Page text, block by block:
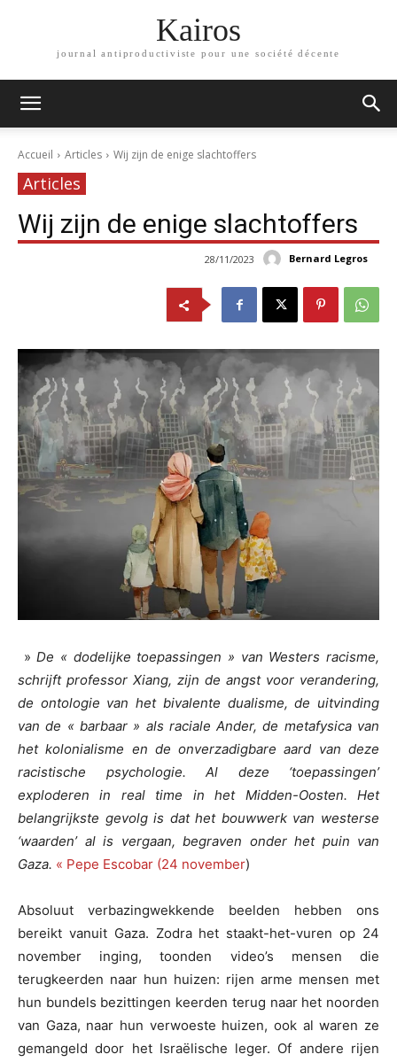
Kairos
journal antiproductiviste pour une société décente
Accueil Articles Wij zijn de enige slachtoffers
Articles
Wij zijn de enige slachtoffers
Bernard Legros
28/11/2023
»De « dodelijke toepassingen » van Westers racisme,
schrijft professor Xiang, zijn de angst voor verandering,
de ontologie van het bivalente dualisme, de uitvinding
van de « barbaar » als raciale Ander, de metafysica van
het kolonialisme en de onverzadigbare aard van deze
racistische psychologie. Al deze ‘toepassingen’
exploderen in real time in het Midden-Oosten. Het
belangrijkste gevolg is dat het bouwwerk van westerse
‘waarden’ al is vergaan, begraven onder het puin van
Gaza. « Pepe Escobar (24 november)
Absoluut verbazingwekkende beelden hebben ons
bereikt vanuit Gaza. Zodra het staakt-het-vuren op 24
november inging, toonden video’s mensen die
terugkeerden naar hun huizen: rijen arme mensen met
hun bundels bezittingen keerden terug naar het noorden
van Gaza, naar hun verwoeste huizen, ook al waren ze
gemangeld door het Israëlische leger. Of andere rijen